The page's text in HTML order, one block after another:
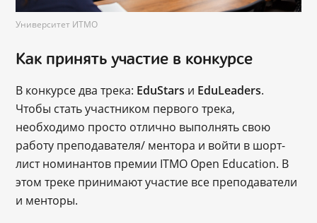
Университет ИТМО
Как принять участие в конкурсе
В конкурсе два трека: EduStars и EduLeaders.
Чтобы стать участником первого трека,
необходимо просто отлично выполнять свою
работу преподавателя/ ментора и войти в шорт-
лист номинантов премии ITMO Open Education. В
этом треке принимают участие все преподаватели
и менторы.